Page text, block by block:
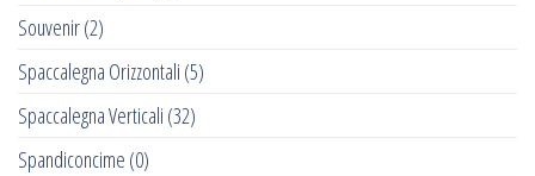
Souvenir(2)
Spaccalegna Orizzontali (5)
Spaccalegna Verticali (32)
Spandiconcime (0)